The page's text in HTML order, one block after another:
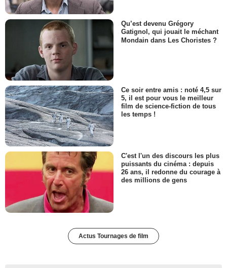
Qu’est devenu Grégory
Gatignol, qui jouait le méchant
Mondain dans Les Choristes ?
Ce soir entre amis : noté 4,5 sur
5, il est pour vous le meilleur
film de science-fiction de tous
les temps !
C'est l'un des discours les plus
puissants du cinéma : depuis
26 ans, il redonne du courage à
des millions de gens
Actus Tournages de film